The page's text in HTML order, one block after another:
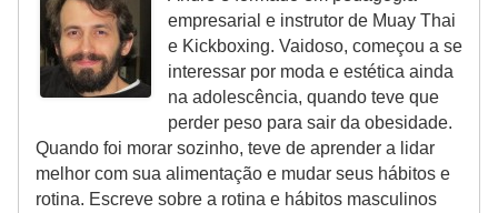
empresarial e instrutor de Muay Thai
e Kickboxing. Vaidoso, começou a se
interessar por moda e estética ainda
na adolescência, quando teve que
perder peso para sair da obesidade.
Quando foi morar sozinho, teve de aprender a lidar
melhor com sua alimentação e mudar seus hábitos e
rotina. Escreve sobre a rotina e hábitos masculinos